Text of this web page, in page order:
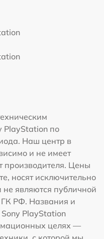
PlayStation по
Наш центр в
и не имеет
производителя. Цены
носят исключительно
являются публичной
ГК РФ. Названия и
PlayStation
целях —